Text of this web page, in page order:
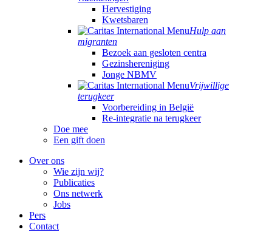
Hervestiging
Kwetsbaren
Hulp aan
migranten
Bezoek aan gesloten centra
Gezinshereniging
Jonge NBMV
Vrijwillige
terugkeer
Voorbereiding in België
Re-integratie na terugkeer
Doe mee
Een gift doen
Over ons
Wie zijn wij?
Publicaties
Ons netwerk
Jobs
Pers
Contact